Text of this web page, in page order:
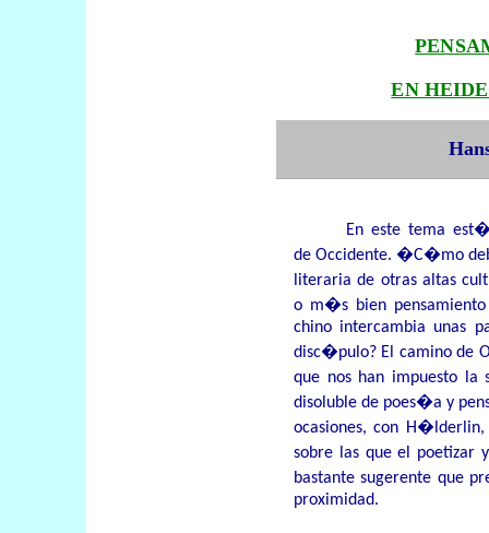
EN
En este tema
de Occidente. �C�mo
literaria de otras altas
o m�s bien pensamiento
chino intercambia unas
disc�pulo? El camino de
que nos han impuesto
disoluble de poes�a y
ocasiones, con
sobre las que el poetizar
bastante sugerente que
proximidad.